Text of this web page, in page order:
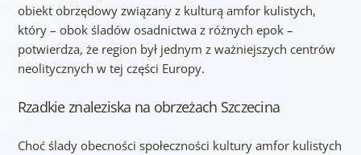
obiekt obrzędowy związany z kulturą amfor kulistych,
który – obok śladów osadnictwa z różnych epok –
potwierdza, że region był jednym z ważniejszych centrów
neolitycznych w tej części Europy.
Rzadkie znaleziska na obrzeżach Szczecina
Choć ślady obecności społeczności kultury amfor kulistych